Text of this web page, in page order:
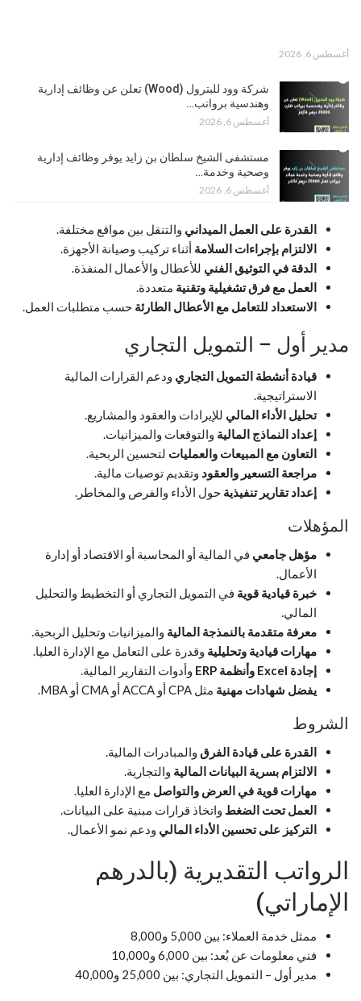
أغسطس 6, 2026
شركة وود للبترول (Wood) تعلن عن وظائف إدارية
وهندسية برواتب…
أغسطس 6, 2026
مستشفى الشيخ سلطان بن زايد يوفر وظائف إدارية
وصحية وخدمة…
أغسطس 6, 2026
القدرة على العمل الميداني والتنقل بين مواقع مختلفة.
الالتزام بإجراءات السلامة أثناء تركيب وصيانة الأجهزة.
الدقة في التوثيق الفني للأعطال والأعمال المنفذة.
العمل مع فرق تشغيلية وتقنية متعددة.
الاستعداد للتعامل مع الأعطال الطارئة حسب متطلبات العمل.
مدير أول – التمويل التجاري
قيادة أنشطة التمويل التجاري ودعم القرارات المالية
الاستراتيجية.
تحليل الأداء المالي للإيرادات والعقود والمشاريع.
إعداد النماذج المالية والتوقعات والميزانيات.
التعاون مع المبيعات والعمليات لتحسين الربحية.
مراجعة التسعير والعقود وتقديم توصيات مالية.
إعداد تقارير تنفيذية حول الأداء والفرص والمخاطر.
المؤهلات
مؤهل جامعي في المالية أو المحاسبة أو الاقتصاد أو إدارة
الأعمال.
خبرة قيادية قوية في التمويل التجاري أو التخطيط والتحليل
المالي.
معرفة متقدمة بالنمذجة المالية والميزانيات وتحليل الربحية.
مهارات قيادية وتحليلية وقدرة على التعامل مع الإدارة العليا.
إجادة Excel وأنظمة ERP
وأدوات التقارير المالية.
يفضل شهادات مهنية مثل CPA أو ACCA أو CMA أو MBA.
الشروط
القدرة على قيادة الفرق والمبادرات المالية.
الالتزام بسرية البيانات المالية والتجارية.
مهارات قوية في العرض والتواصل مع الإدارة العليا.
العمل تحت الضغط واتخاذ قرارات مبنية على البيانات.
التركيز على تحسين الأداء المالي ودعم نمو الأعمال.
الرواتب التقديرية (بالدرهم
الإماراتي)
ممثل خدمة العملاء: بين 5,000 و8,000
فني معلومات عن بُعد: بين 6,000 و10,000
مدير أول – التمويل التجاري: بين 25,000 و40,000